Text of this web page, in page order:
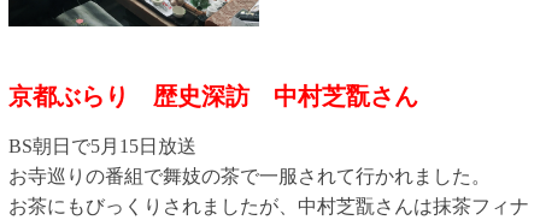
京都ぶらり 歴史深訪 中村芝翫さん
BS朝日で5月15日放送
お寺巡りの番組で舞妓の茶で一服されて行かれました。
お茶にもびっくりされましたが、中村芝翫さんは抹茶フィナ